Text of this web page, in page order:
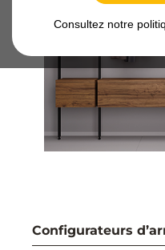
Consultez notre
Structure Zero
Configurateurs